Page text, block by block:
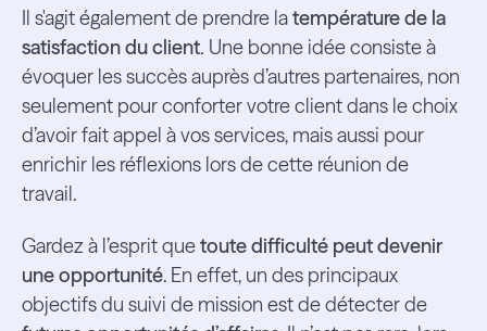
Il s'agit également de prendre latempérature de la
satisfaction du client. Une bonne idée consiste à
évoquer les succès auprès d’autres partenaires, non
seulement pour conforter votre client dans le choix
d’avoir fait appel à vos services, mais aussi pour
enrichir les réflexions lors de cette réunion de
travail.
Gardez à l’esprit quetoute difficulté peut devenir
une opportunité. En effet, un des principaux
objectifs du suivi de mission est de détecter de